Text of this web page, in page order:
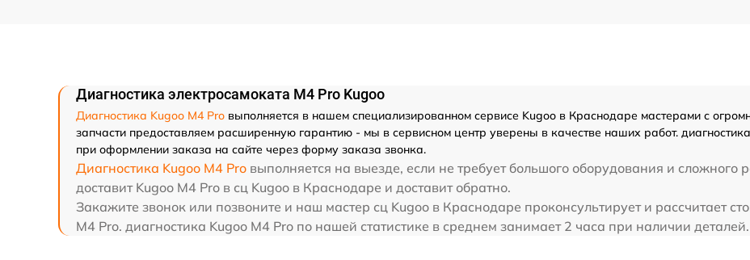
Диагностика электросамоката M4 Pro Kugoo
Диагностика Kugoo M4 Pro выполняется в нашем специализированном сервисе Kugoo в Краснодаре мастерами с
запчасти предоставляем расширенную гарантию - мы в сервисном центр уверены в качестве наших работ.
при оформлении заказа на сайте через форму заказа звонка.
Диагностика Kugoo M4 Pro выполняется на выезде, если не требует большого оборудования и сложного
доставит Kugoo M4 Pro в сц Kugoo в Краснодаре и доставит обратно.
Закажите звонок или позвоните и наш мастер сц Kugoo в Краснодаре проконсультирует и рассчитает
M4 Pro. диагностика Kugoo M4 Pro по нашей статистике в среднем занимает 2 часа при наличии деталей.